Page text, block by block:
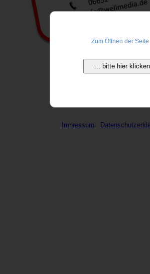
Impressum
Zum Öffnen der Seite
... bitte hier